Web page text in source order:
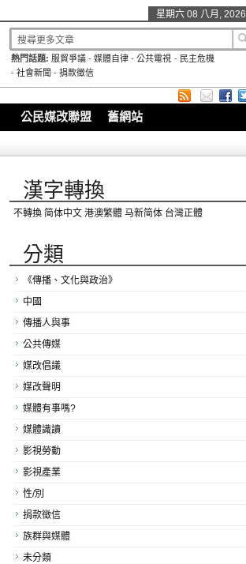
星期六 08 八月, 2026
熱門話題: 服貿爭議 -媒體自律 -公共電視 - 民主危機
- 社會新聞 - 捐款徵信
公民媒改聯盟 舊網站
漢字轉換
不轉換 简体中文 港澳繁體 马新简体 台灣正體
分類
《傳播、文化與政治》
中國
傳播人與事
公共傳媒
媒改倡議
媒改聲明
媒體有事嗎?
媒體識讀
影視勞動
影視產業
性/別
捐款徵信
族群與媒體
未分類